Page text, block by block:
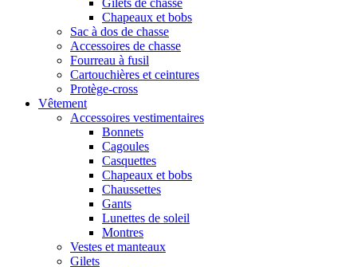
Gilets de chasse
Chapeaux et bobs
Sac à dos de chasse
Accessoires de chasse
Fourreau à fusil
Cartouchières et ceintures
Protège-cross
Vêtement
Accessoires vestimentaires
Bonnets
Cagoules
Casquettes
Chapeaux et bobs
Chaussettes
Gants
Lunettes de soleil
Montres
Vestes et manteaux
Gilets